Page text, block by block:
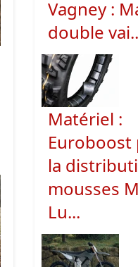
Vagney :
double
Matériel :
Euroboost
la
mousses
Lu...